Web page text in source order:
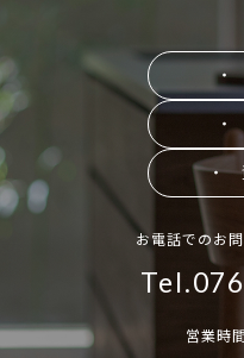
・
・
お電話でのお
営業時